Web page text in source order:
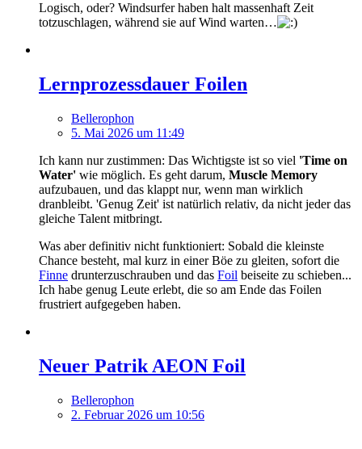
Logisch, oder? Windsurfer haben halt massenhaft Zeit
totzuschlagen, während sie auf Wind warten…
Lernprozessdauer Foilen
Bellerophon
5. Mai 2026 um 11:49
Ich kann nur zustimmen: Das Wichtigste ist so viel 'Time on
Water' wie möglich. Es geht darum, Muscle Memory
aufzubauen, und das klappt nur, wenn man wirklich
dranbleibt. 'Genug Zeit' ist natürlich relativ, da nicht jeder das
gleiche Talent mitbringt.
Was aber definitiv nicht funktioniert: Sobald die kleinste
Chance besteht, mal kurz in einer Böe zu gleiten, sofort die
Finne drunterzuschrauben und das Foil beiseite zu schieben...
Ich habe genug Leute erlebt, die so am Ende das Foilen
frustriert aufgegeben haben.
Neuer Patrik AEON Foil
Bellerophon
2. Februar 2026 um 10:56